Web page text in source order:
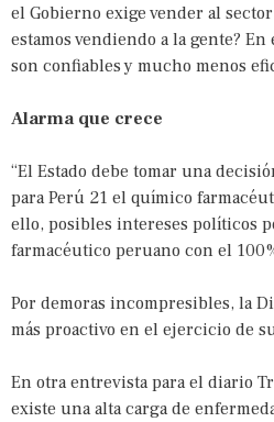
el Gobierno exige vender al
estamos vendiendo a la gente?
son confiables y mucho menos
Alarma que crece
“El Estado debe tomar una
para Perú 21 el químico
ello, posibles intereses políticos
farmacéutico peruano con el
Por demoras incompresibles, la
más proactivo en el ejercicio de
En otra entrevista para el diario
existe una alta carga de